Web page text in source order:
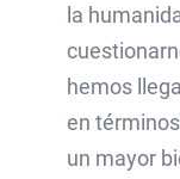
la
hemos
en
un mayor